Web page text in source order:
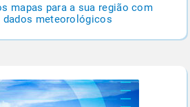
mapas para a sua região com
dados meteorológicos